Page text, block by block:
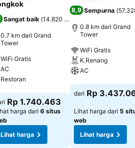
)
Sangat baik (14.820 penilaian
0.7 km dari Grand
Tower
WiFi Gratis
AC
Restoran
harga
Rp 1.740.463
harga dari 6 situs
Lihat harga
8,9 Sempurna (
0.8 km dari Grand
Tower
WiFi Gratis
K.Renang
AC
Lihat harga
dari Rp
Lihat harga dari 5
web
Lihat harga